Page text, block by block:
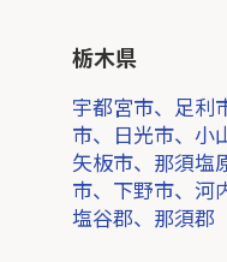
栃木県
宇都宮市、足利
市、日光市、小
矢板市、那須塩
市、下野市、河
塩谷郡、那須郡